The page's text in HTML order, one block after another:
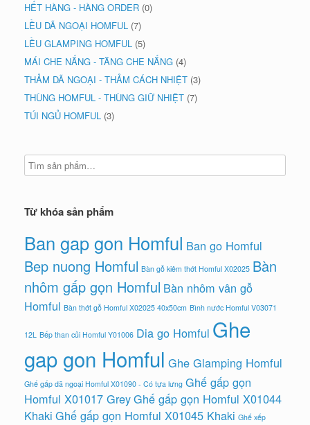
HẾT HÀNG - HÀNG ORDER (0)
LỀU DÃ NGOẠI HOMFUL (7)
LỀU GLAMPING HOMFUL (5)
MÁI CHE NẮNG - TĂNG CHE NẮNG (4)
THẢM DÃ NGOẠI - THẢM CÁCH NHIỆT (3)
THÙNG HOMFUL - THÙNG GIỮ NHIỆT (7)
TÚI NGỦ HOMFUL (3)
Từ khóa sản phẩm
Ban gap gon Homful Ban go Homful
Bep nuong Homful Bàn gỗ kiêm thớt Homful X02025 Bàn
nhôm gấp gọn Homful Bàn nhôm vân gỗ
Homful Bàn thớt gỗ Homful X02025 40x50cm Bình nước Homful V03071
12L Bếp than củi Homful Y01006 Dia go Homful Ghe
gap gon Homful Ghe Glamping Homful
Ghế gấp dã ngoại Homful X01090 - Có tựa lưng Ghế gấp gọn
Homful X01017 GreyGhế gấp gọn Homful X01044
Khaki Ghế gấp gọn Homful X01045 Khaki Ghế xếp